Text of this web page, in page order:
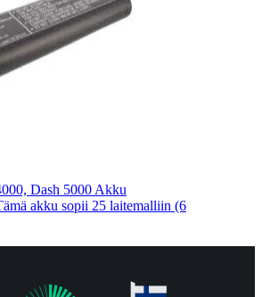
Dash 5000 Akku
akku sopii 25 laitemalliin (6